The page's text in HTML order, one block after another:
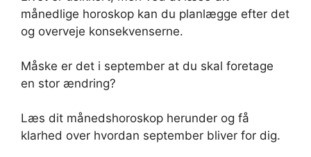
månedlige horoskop kan du planlægge efter det
og overveje konsekvenserne.
Måske er det i september at du skal foretage
en stor ændring?
Læs dit månedshoroskop herunder og få
klarhed over hvordan september bliver for dig.